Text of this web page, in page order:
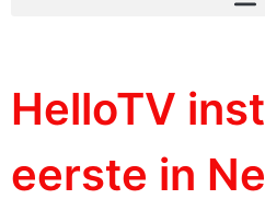
HelloTV
eerste in